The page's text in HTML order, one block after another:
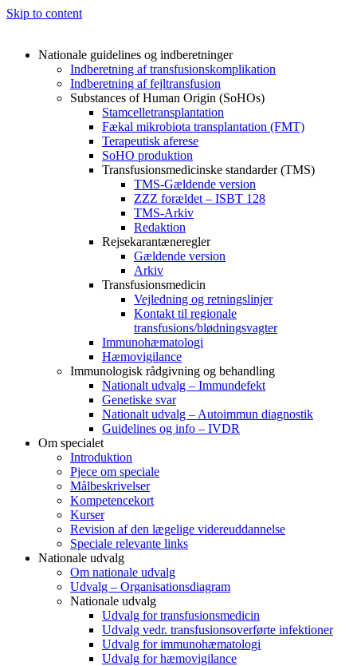
Skip to content
Nationale guidelines og indberetninger
Indberetning af transfusionskomplikation
Indberetning af fejltransfusion
Substances of Human Origin (SoHOs)
Stamcelletransplantation
Fækal mikrobiota transplantation (FMT)
Terapeutisk aferese
SoHO produktion
Transfusionsmedicinske standarder (TMS)
TMS-Gældende version
ZZZ forældet – ISBT 128
TMS-Arkiv
Redaktion
Rejsekarantæneregler
Gældende version
Arkiv
Transfusionsmedicin
Vejledning og retningslinjer
Kontakt til regionale
transfusions/blødningsvagter
Immunohæmatologi
Hæmovigilance
Immunologisk rådgivning og behandling
Nationalt udvalg – Immundefekt
Genetiske svar
Nationalt udvalg – Autoimmun diagnostik
Guidelines og info – IVDR
Om specialet
Introduktion
Pjece om speciale
Målbeskrivelser
Kompetencekort
Kurser
Revision af den lægelige videreuddannelse
Speciale relevante links
Nationale udvalg
Om nationale udvalg
Udvalg – Organisationsdiagram
Nationale udvalg
Udvalg for transfusionsmedicin
Udvalg vedr. transfusionsoverførte infektioner
Udvalg for immunohæmatologi
Udvalg for hæmovigilance